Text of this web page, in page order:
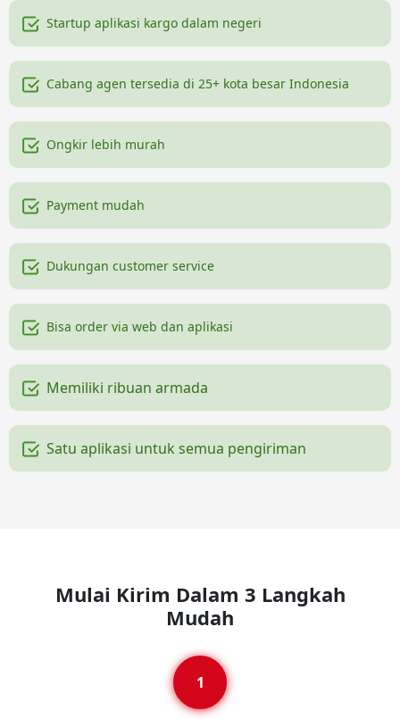
Startup aplikasi kargo dalam negeri
Cabang agen tersedia di 25+ kota besar Indonesia
Ongkir lebih murah
Payment mudah
Dukungan customer service
Bisa order via web dan aplikasi
Memiliki ribuan armada
Satu aplikasi untuk semua pengiriman
Mulai Kirim Dalam 3 Langkah
Mudah